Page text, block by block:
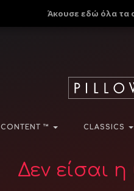
Άκουσε εδώ όλα τα
CONTENT ™ CLASSICS
Δεν είσαι